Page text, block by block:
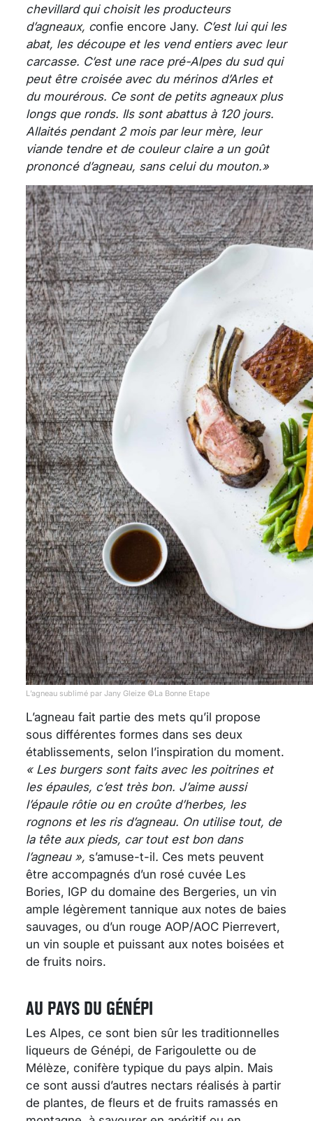
chevillard qui choisit les producteurs
d’agneaux, confie encore Jany. C’est lui qui les
abat, les découpe et les vend entiers avec leur
carcasse. C’est une race pré-Alpes du sud qui
peut être croisée avec du mérinos d’Arles et
du mourérous. Ce sont de petits agneaux plus
longs que ronds. Ils sont abattus à 120 jours.
Allaités pendant 2 mois par leur mère, leur
viande tendre et de couleur claire a un goût
prononcé d’agneau, sans celui du mouton.»
L’agneau sublimé par Jany Gleize ©La Bonne Etape
L’agneau fait partie des mets qu’il propose
sous différentes formes dans ses deux
établissements, selon l’inspiration du moment.
« Les burgers sont faits avec les poitrines et
les épaules, c’est très bon. J’aime aussi
l’épaule rôtie ou en croûte d’herbes, les
rognons et les ris d’agneau. On utilise tout, de
la tête aux pieds, car tout est bon dans
l’agneau », s’amuse-t-il. Ces mets peuvent
être accompagnés d’un rosé cuvée Les
Bories, IGP du domaine des Bergeries, un vin
ample légèrement tannique aux notes de baies
sauvages, ou d’un rouge AOP/AOC Pierrevert,
un vin souple et puissant aux notes boisées et
de fruits noirs.
AU PAYS DU GÉNÉPI
Les Alpes, ce sont bien sûr les traditionnelles
liqueurs de Génépi, de Farigoulette ou de
Mélèze, conifère typique du pays alpin. Mais
ce sont aussi d’autres nectars réalisés à partir
de plantes, de fleurs et de fruits ramassés en